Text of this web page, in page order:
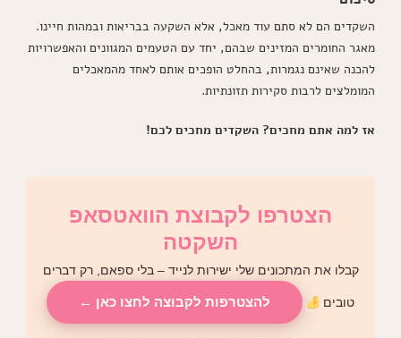
השקדים הם לא סתם עוד מאכל, אלא השקעה בבריאות ובמהות חיינו.
מאגר החומרים המזינים שבהם, יחד עם הטעמים המגוונים והאפשרויות
להכנה שאינם נגמרות, בהחלט הופכים אותם לאחד מהמאכלים
המומלצים לרבות סקירות תזונתיות.
אז למה אתם מחכים? השקדים מחכים לכם!
הצטרפו לקבוצת הוואטסאפ
השקטה
קבלו את המתכונים שלי ישירות לנייד – בלי ספאם, רק דברים
טובים להצטרפות לקבוצה לחצו כאן ←